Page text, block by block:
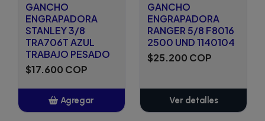
GANCHO
ENGRAPADORA
STANLEY 3/8
TRA706T AZUL
TRABAJO PESADO
$17.600 COP
Agregar
GANCHO
ENGRAPADORA
RANGER 5/8 F8016
2500 UND 1140104
$25.200 COP
Ver detalles